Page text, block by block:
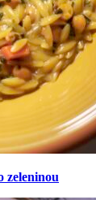
zeleninou